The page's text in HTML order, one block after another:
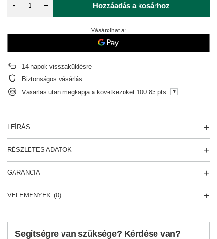
- + Hozzáadás a kosárhoz
Vásárolhat a:
14 napok visszaküldésre
Biztonságos vásárlás
Vásárlás után megkapja a következőket 100.83 pts.
LEÍRÁS
RÉSZLETES ADATOK
GARANCIA
VÉLEMÉNYEK (0)
Segítségre van szüksége? Kérdése van?